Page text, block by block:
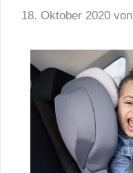
18. Oktober 2020 von